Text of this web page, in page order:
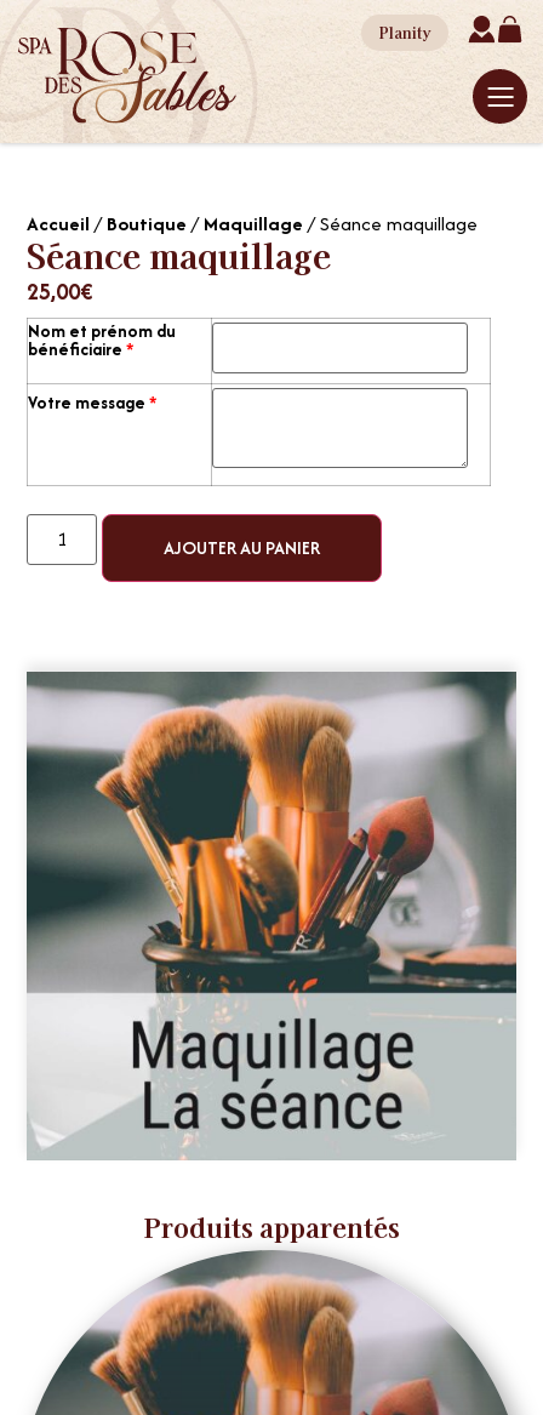
Planity
Accueil/Boutique/Maquillage/ Séance maquillage
Séance maquillage
25,00€
Nom et prénom du
bénéficiaire *
Votre message *
AJOUTER AU PANIER
Produits apparentés